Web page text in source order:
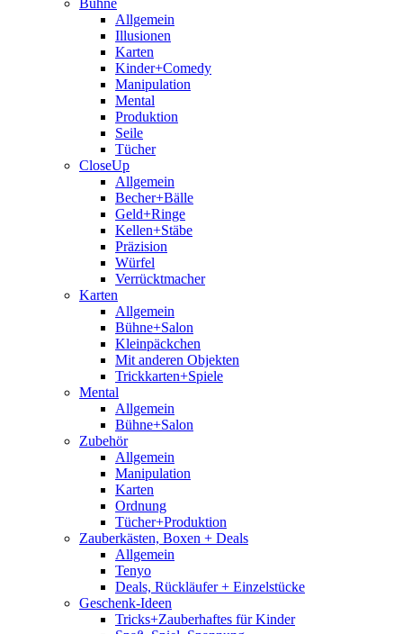
Bühne
Allgemein
Illusionen
Karten
Kinder+Comedy
Manipulation
Mental
Produktion
Seile
Tücher
CloseUp
Allgemein
Becher+Bälle
Geld+Ringe
Kellen+Stäbe
Präzision
Würfel
Verrücktmacher
Karten
Allgemein
Bühne+Salon
Kleinpäckchen
Mit anderen Objekten
Trickkarten+Spiele
Mental
Allgemein
Bühne+Salon
Zubehör
Allgemein
Manipulation
Karten
Ordnung
Tücher+Produktion
Zauberkästen, Boxen + Deals
Allgemein
Tenyo
Deals, Rückläufer + Einzelstücke
Geschenk-Ideen
Tricks+Zauberhaftes für Kinder